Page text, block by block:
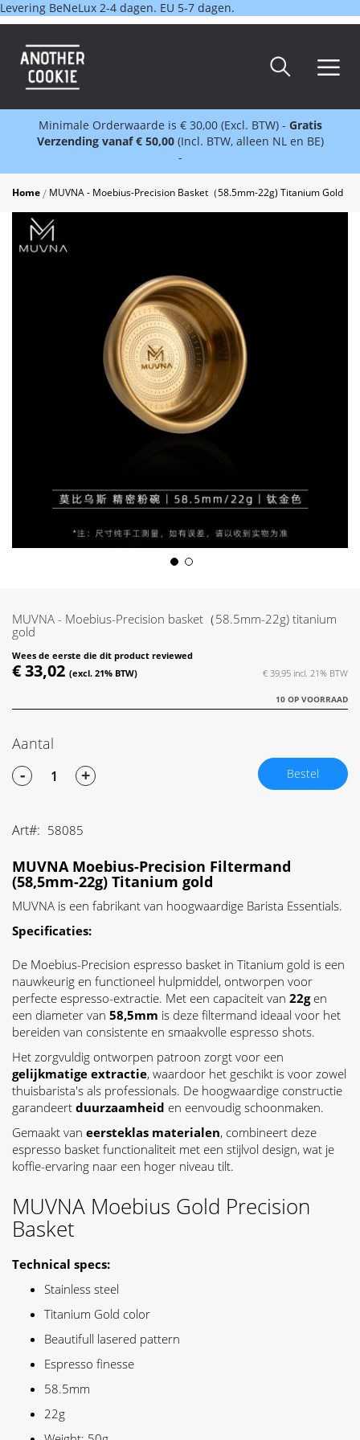
Levering BeNeLux 2-4 dagen. EU 5-7 dagen.
Minimale Orderwaarde is € 30,00 (Excl. BTW) - Gratis
Verzending vanaf € 50,00 (Incl. BTW, alleen NL en BE)
-
Home MUVNA - Moebius-Precision Basket（58.5mm-22g) Titanium Gold
MUVNA - Moebius-Precision basket（58.5mm-22g) titanium
gold
Wees de eerste die dit product reviewed
€ 33,02 € 39,95
10 OP VOORRAAD
Aantal
- + Bestel
Art 58085
MUVNA Moebius-Precision Filtermand
(58,5mm-22g) Titanium gold
MUVNA is een fabrikant van hoogwaardige Barista Essentials.
Specificaties:
De Moebius-Precision espresso basket in Titanium gold is een
nauwkeurig en functioneel hulpmiddel, ontworpen voor
perfecte espresso-extractie. Met een capaciteit van 22g en
een diameter van 58,5mm is deze filtermand ideaal voor het
bereiden van consistente en smaakvolle espresso shots.
Het zorgvuldig ontworpen patroon zorgt voor een
gelijkmatige extractie, waardoor het geschikt is voor zowel
thuisbarista's als professionals. De hoogwaardige constructie
garandeert duurzaamheid en eenvoudig schoonmaken.
Gemaakt van eersteklas materialen, combineert deze
espresso basket functionaliteit met een stijlvol design, wat je
koffie-ervaring naar een hoger niveau tilt.
MUVNA Moebius Gold Precision
Basket
Technical specs:
Stainless steel
Titanium Gold color
Beautifull lasered pattern
Espresso finesse
58.5mm
22g
Skip
the
the
beginning
of
the
images